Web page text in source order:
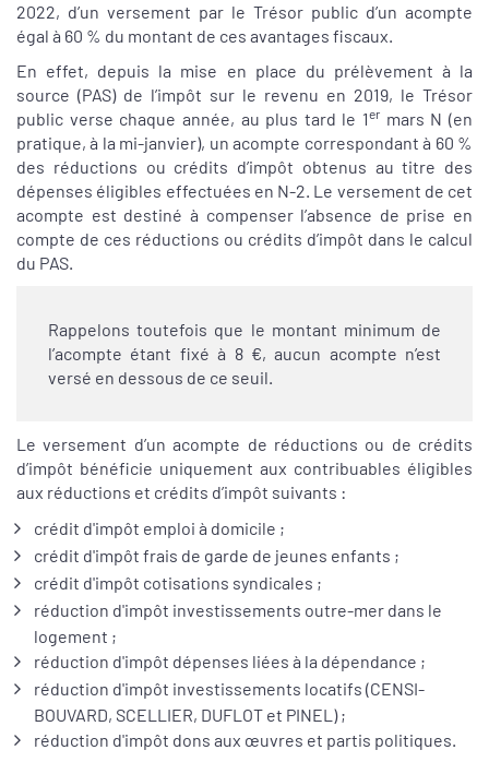
2022, d’un versement par le Trésor public d’un acompte
égal à 60 % du montant de ces avantages fiscaux.
En effet, depuis la mise en place du prélèvement à la
source (PAS) de l’impôt sur le revenu en 2019, le Trésor
public verse chaque année, au plus tard le 1er mars N (en
pratique, à la mi-janvier), un acompte correspondant à 60 %
des réductions ou crédits d’impôt obtenus au titre des
dépenses éligibles effectuées en N-2. Le versement de cet
acompte est destiné à compenser l’absence de prise en
compte de ces réductions ou crédits d’impôt dans le calcul
du PAS.
Rappelons toutefois que le montant minimum de
l’acompte étant fixé à 8 €, aucun acompte n’est
versé en dessous de ce seuil.
Le versement d’un acompte de réductions ou de crédits
d’impôt bénéficie uniquement aux contribuables éligibles
aux réductions et crédits d’impôt suivants :
crédit d'impôt emploi à domicile ;
crédit d'impôt frais de garde de jeunes enfants ;
crédit d'impôt cotisations syndicales ;
réduction d'impôt investissements outre-mer dans le
logement ;
réduction d'impôt dépenses liées à la dépendance ;
réduction d'impôt investissements locatifs (CENSI-
BOUVARD, SCELLIER, DUFLOT et PINEL) ;
réduction d'impôt dons aux œuvres et partis politiques.